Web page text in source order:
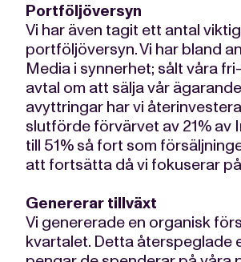
Portföljöversyn
Vi har även tagit ett antal
portföljöversyn. Vi har bland
Media i synnerhet; sålt våra
avtal om att sälja vår
avyttringar har vi
slutförde förvärvet av 21% av
till 51% så fort som
att fortsätta då vi fokuserar
Genererar tillväxt
Vi genererade en organisk
kvartalet. Detta återspeglade